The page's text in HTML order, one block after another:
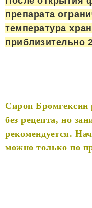
препарата
температура
приблизительно
Сироп Бромгексин
без рецепта, но
рекомендуется.
можно только по